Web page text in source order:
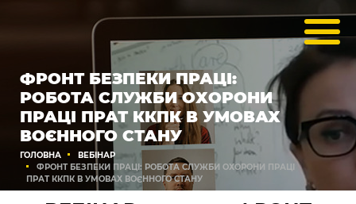
ФРОНТ БЕЗПЕКИ ПРАЦІ:
РОБОТА СЛУЖБИ ОХОРОНИ
ПРАЦІ ПРАТ ККПК В УМОВАХ
ВОЄННОГО СТАНУ
ГОЛОВНА
ВЕБІНАР
ФРОНТ БЕЗПЕКИ ПРАЦІ: РОБОТА СЛУЖБИ ОХОРОНИ ПРАЦІ
ПРАТ ККПК В УМОВАХ ВОЄННОГО СТАНУ